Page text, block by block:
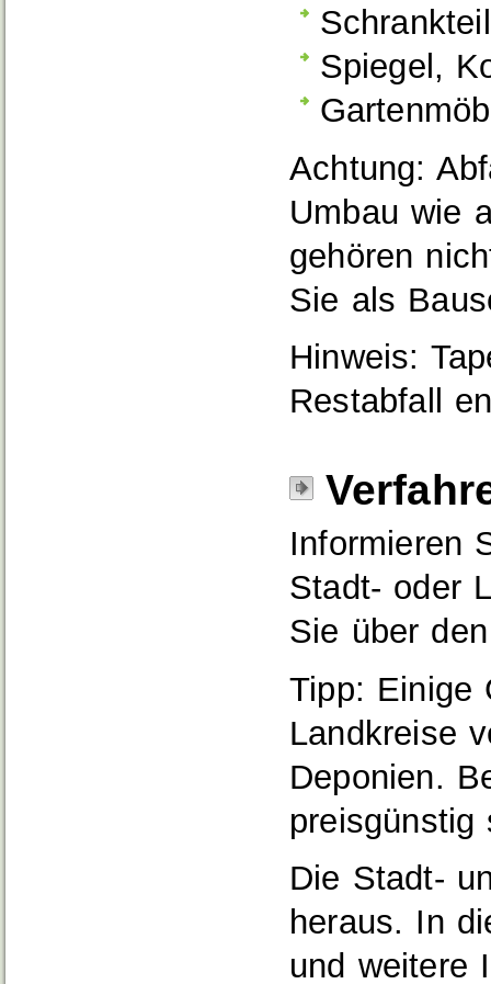
Spiegel,
Achtung:
Umbau wie
gehören
Sie als
Hinweis:
Restabfall
Informieren
Stadt- oder
Sie über
Tipp: Einige
Landkreise
Deponien.
preisgünstig
Die Stadt-
heraus. In
und weitere